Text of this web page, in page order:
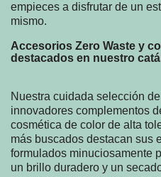
empieces a disfrutar de un
mismo.
Accesorios Zero Waste y
destacados en nuestro
Nuestra cuidada selección
innovadores complementos
cosmética de color de alta
más buscados destacan sus
formulados minuciosamente
un brillo duradero y un